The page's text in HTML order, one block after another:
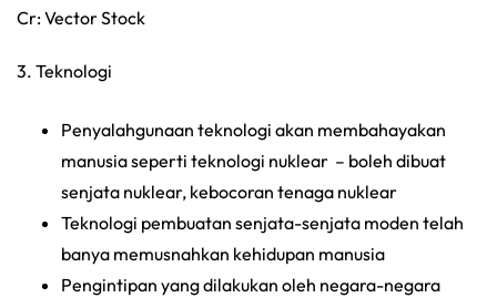
Cr: Vector Stock
3. Teknologi
Penyalahgunaan teknologi akan membahayakan
manusia seperti teknologi nuklear – boleh dibuat
senjata nuklear, kebocoran tenaga nuklear
Teknologi pembuatan senjata-senjata moden telah
banya memusnahkan kehidupan manusia
Pengintipan yang dilakukan oleh negara-negara